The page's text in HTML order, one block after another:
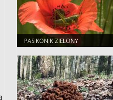
PASIKONIK ZIELONY